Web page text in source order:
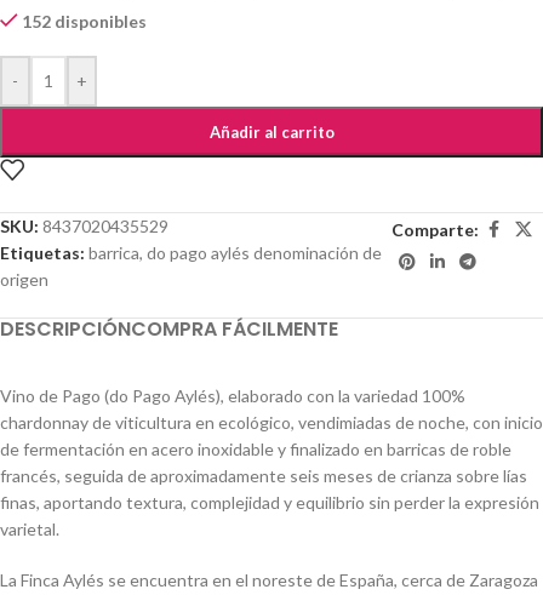
152 disponibles
- +
Añadir al carrito
SKU: 8437020435529
Etiquetas: barrica, do pago aylés denominación de
origen
Comparte:
DESCRIPCIÓNCOMPRA FÁCILMENTE
Vino de Pago (do Pago Aylés), elaborado con la variedad 100%
chardonnay de viticultura en ecológico, vendimiadas de noche, con inicio
de fermentación en acero inoxidable y finalizado en barricas de roble
francés, seguida de aproximadamente seis meses de crianza sobre lías
finas, aportando textura, complejidad y equilibrio sin perder la expresión
varietal.
La Finca Aylés se encuentra en el noreste de España, cerca de Zaragoza